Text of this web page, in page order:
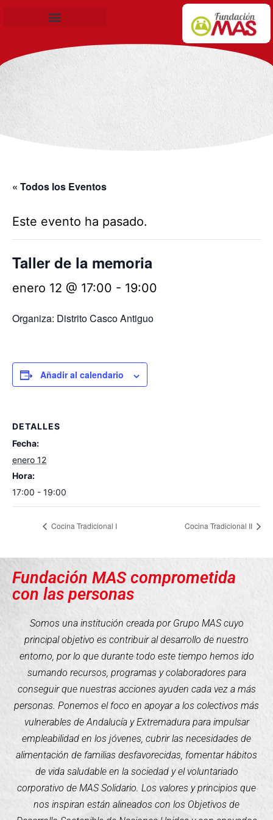
« Todos los Eventos
Este evento ha pasado.
Taller de la memoria
enero 12 @ 17:00 - 19:00
Organiza: Distrito Casco Antiguo
Añadir al calendario
DETALLES
Fecha:
enero 12
Hora:
17:00 - 19:00
Cocina Tradicional I Cocina Tradicional II
Fundación MAS comprometida
con las personas
Somos una institución creada por Grupo MAS cuyo
principal objetivo es contribuir al desarrollo de nuestro
entorno, por lo que durante todo este tiempo hemos ido
sumando recursos, programas y colaboradores para
conseguir que nuestras acciones ayuden cada vez a más
personas. Ponemos el foco en apoyar a los colectivos más
vulnerables de Andalucía y Extremadura para impulsar
empleabilidad en los jóvenes, cubrir las necesidades de
alimentación de familias desfavorecidas, fomentar hábitos
de vida saludable en la sociedad y el voluntariado
corporativo de MAS Solidario. Los valores y principios que
nos inspiran están alineados con los Objetivos de